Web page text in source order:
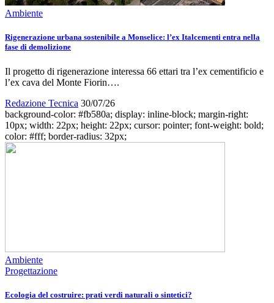
Ambiente
Rigenerazione urbana sostenibile a Monselice: l’ex Italcementi entra nella
fase di demolizione
Il progetto di rigenerazione interessa 66 ettari tra l’ex cementificio e
l’ex cava del Monte Fiorin….
Redazione Tecnica 30/07/26
background-color: #fb580a; display: inline-block; margin-right:
10px; width: 22px; height: 22px; cursor: pointer; font-weight: bold;
color: #fff; border-radius: 32px;
Ambiente
Progettazione
Ecologia del costruire: prati verdi naturali o sintetici?